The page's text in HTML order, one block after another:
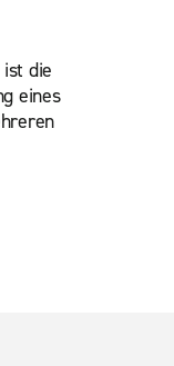
die
eines